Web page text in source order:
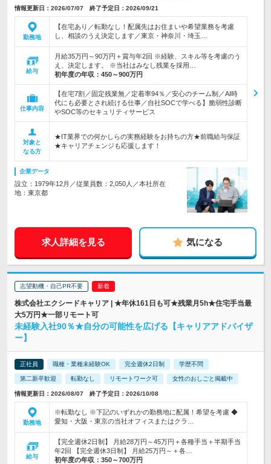
情報更新日：2026/07/07 終了予定日：2026/09/21
勤務地
【在宅あり／転勤なし！配属先はお住まいや希望業務を考慮
し、相談のうえ決定します／東京・神奈川・埼玉…
給与
月給35万円～90万円＋賞与年2回 ※経験、スキル等を考慮のう
え、決定します。 ※当社はみなし残業を採用…
初年度の年収： 450～900万円
仕事内容
【在宅7割／固定残業無／定着率94％／安心のチーム制／AI時
代にも必要とされ続ける仕事／自社SOCで学べる】脆弱性診断
やSOC等のセキュリティサービス
対象と
なる方
★IT業界での何かしらの実務経験をお持ちの方★前職給与保証
★キャリアチェンジも応援します！
企業データ
設立：1979年12月／従業員数：2,050人／本社所在
地：東京都
求人詳細を見る 気になる
志望動機・自己PR不要
株式会社エクシードキャリア | ★年休161日も可★残業月5h★住宅手当最
大5万円★一部リモート可
未経験入社90％★自分の可能性を広げる【キャリアアドバイザ
ー】
正社員 職種・業種未経験OK 完全週休2日制 学歴不問
第二新卒歓迎 転勤なし リモートワーク可 女性のおしごと掲載中
情報更新日：2026/08/07 終了予定日：2026/10/08
勤務地
※転勤なし ※下記のいずれかの勤務地に配属！希望を考慮 ◆
愛知・大阪・東京の当社オフィスまたはクラ…
給与
【完全週休2日制】 月給28万円～45万円＋各種手当＋半期手当
年2回 【完全週休3日制】 月給25万円～＋各…
初年度の年収： 350～700万円